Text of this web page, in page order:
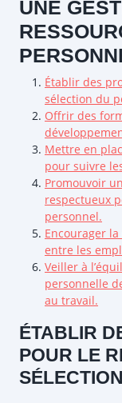
UNE
Établir des
sélection du
Offrir des
Mettre en
pour suivre
Promouvoir
respectueux
personnel.
Encourager
entre les
Veiller à
personnelle
au travail.
ÉTABLIR
POUR LE